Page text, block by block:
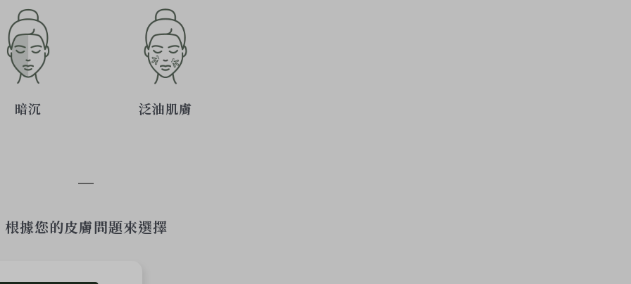
暗沉 泛油肌膚
根據您的皮膚問題來選擇